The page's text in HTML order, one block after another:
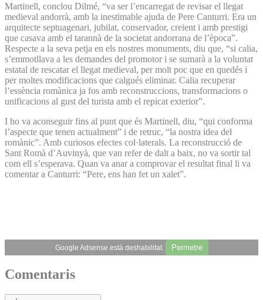
Martinell, conclou Dilmé, “va ser l’encarregat de revisar el llegat
medieval andorrà, amb la inestimable ajuda de Pere Canturri. Era un
arquitecte septuagenari, jubilat, conservador, creient i amb prestigi
que casava amb el tarannà de la societat andorrana de l’època”.
Respecte a la seva petja en els nostres monuments, diu que, “si calia,
s’emmotllava a les demandes del promotor i se sumarà a la voluntat
estatal de rescatar el llegat medieval, per molt poc que en quedés i
per moltes modificacions que calgués eliminar. Calia recuperar
l’essència romànica ja fos amb reconstruccions, transformacions o
unificacions al gust del turista amb el repicat exterior”.
I ho va aconseguir fins al punt que és Martinell, diu, “qui conforma
l’aspecte que tenen actualment” i de retruc, “la nostra idea del
romànic”. Amb curiosos efectes col·laterals. La reconstrucció de
Sant Romà d’Auvinyà, que van refer de dalt a baix, no va sortir tal
com ell s’esperava. Quan va anar a comprovar el resultat final li va
comentar a Canturri: “Pere, ens han fet un xalet”.
Google Adsense està deshabilitat. Permetre
Comentaris